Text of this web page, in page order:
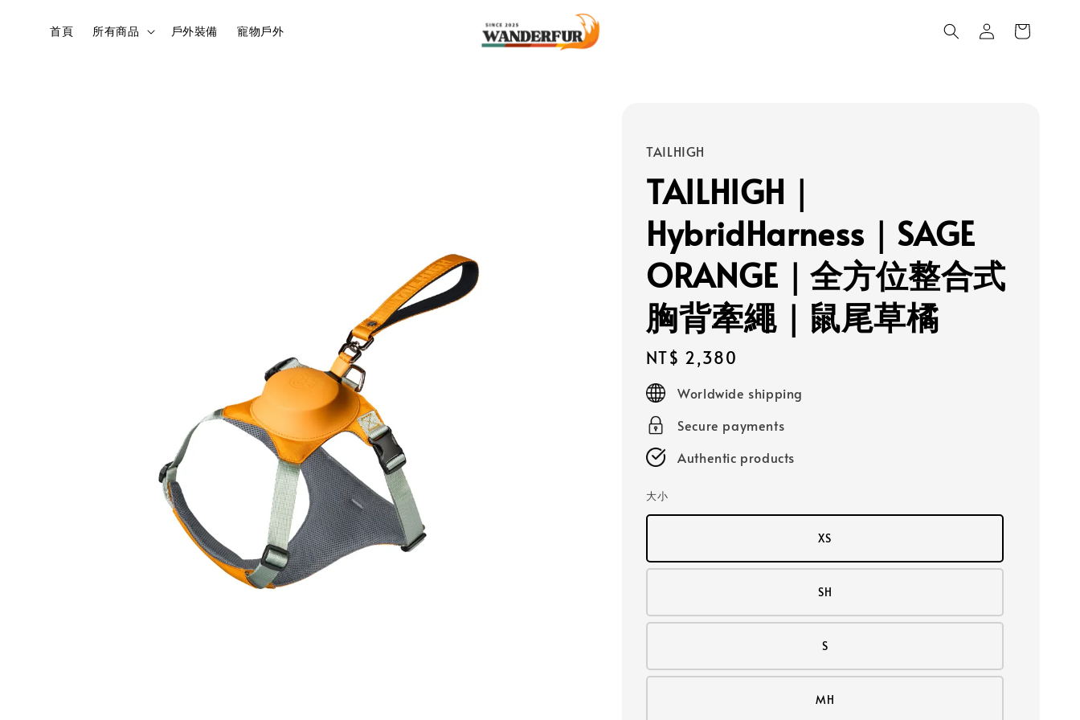
首頁 所有商品 戶外裝備 寵物戶外
TAILHIGH
TAILHIGH｜
HybridHarness｜SAGE
ORANGE｜全方位整合式
胸背牽繩｜鼠尾草橘
Regular
price
NT$ 2,380
Worldwide shipping
Secure payments
Authentic products
大小
XS
SH
S
MH